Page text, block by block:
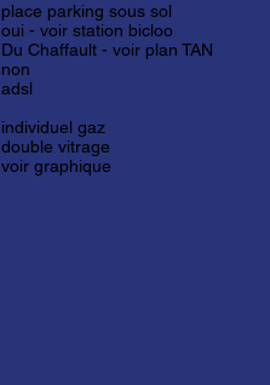
place parking sous sol
oui - voir station bicloo
Du Chaffault - voir plan TAN
non
adsl
individuel gaz
double vitrage
voir graphique